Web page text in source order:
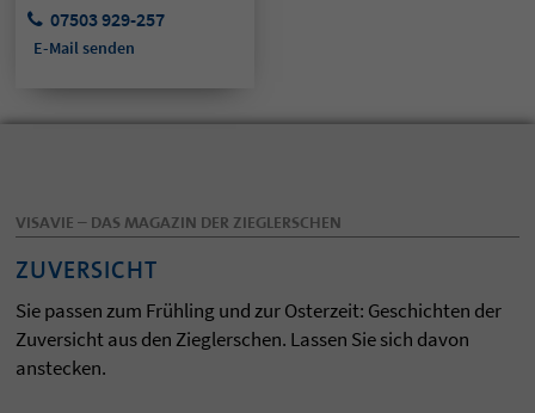
07503 929-257
E-Mail senden
VISAVIE – DAS MAGAZIN DER ZIEGLERSCHEN
ZUVERSICHT
Sie passen zum Frühling und zur Osterzeit: Geschichten der
Zuversicht aus den Zieglerschen. Lassen Sie sich davon
anstecken.